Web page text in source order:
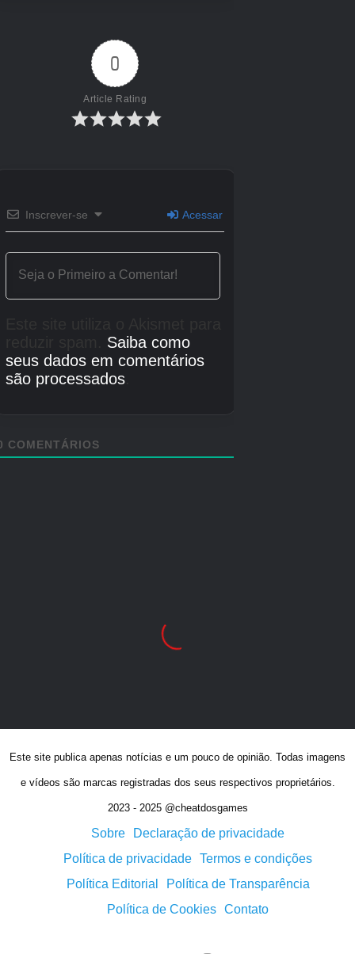
Este site publica apenas notícias e um pouco de opinião. Todas imagens
e vídeos são marcas registradas dos seus respectivos proprietários.
2023 - 2025 @cheatdosgames
Sobre
Declaração de privacidade
Política de privacidade Termos e condições
Política Editorial
Política de Transparência
Política de Cookies Contato